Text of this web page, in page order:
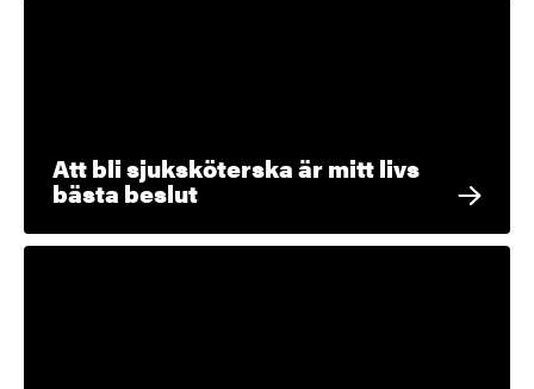
Att bli sjuksköterska är mitt livs
bästa beslut